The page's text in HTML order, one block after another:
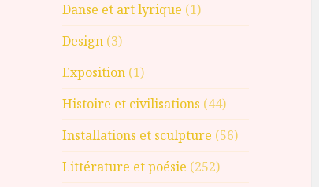
Danse et art lyrique (1)
Design (3)
Exposition (1)
Histoire et civilisations (44)
Installations et sculpture (56)
Littérature et poésie (252)